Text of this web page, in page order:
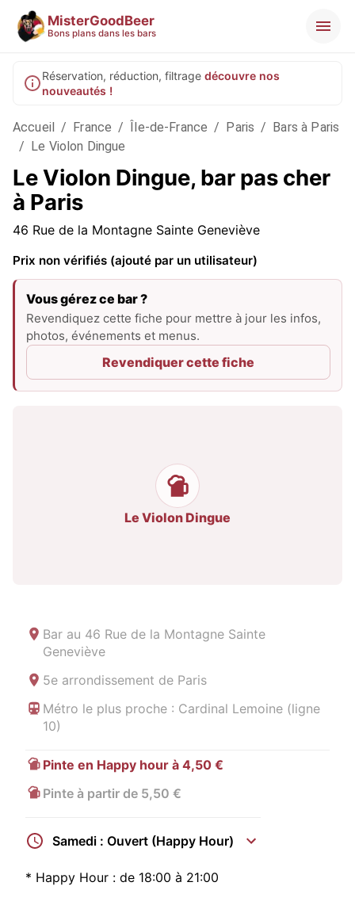
MisterGoodBeer
Bons plans dans les bars
Réservation, réduction, filtrage découvre nos
nouveautés !
Accueil / France / Île-de-France / Paris / Bars à Paris
/ Le Violon Dingue
Le Violon Dingue, bar pas cher
à Paris
46 Rue de la Montagne Sainte Geneviève
Prix non vérifiés (ajouté par un utilisateur)
Vous gérez ce bar ?
Revendiquez cette fiche pour mettre à jour les infos,
photos, événements et menus.
Revendiquer cette fiche
Le Violon Dingue
Bar au 46 Rue de la Montagne Sainte
Geneviève
5e arrondissement de Paris
Métro le plus proche : Cardinal Lemoine (ligne
10)
Pinte en Happy hour à 4,50 €
Pinte à partir de 5,50 €
Samedi : Ouvert (Happy Hour)
* Happy Hour : de 18:00 à 21:00